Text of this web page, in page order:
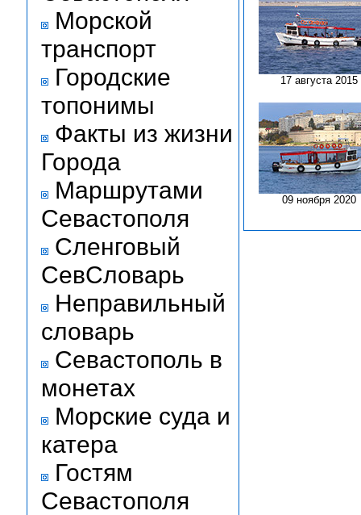
Морской
транспорт
Городские
топонимы
Факты из жизни
Города
Маршрутами
Севастополя
Сленговый
СевСловарь
Неправильный
словарь
Севастополь в
монетах
Морские суда и
катера
Гостям
Севастополя
17 августа 2015
09 ноября 2020